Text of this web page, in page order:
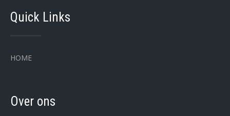
Quick Links
HOME
Over ons